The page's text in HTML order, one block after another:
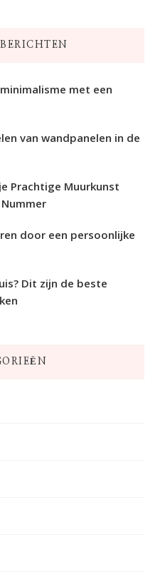
met een
van wandpanelen in de
Prachtige Muurkunst
door een persoonlijke
Dit zijn de beste